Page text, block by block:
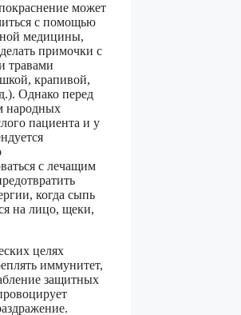
может
с помощью
медицины,
примочки с
травами
крапивой,
Однако перед
народных
пациента и у
с лечащим
когда сыпь
на лицо, щеки,
целях
иммунитет,
защитных